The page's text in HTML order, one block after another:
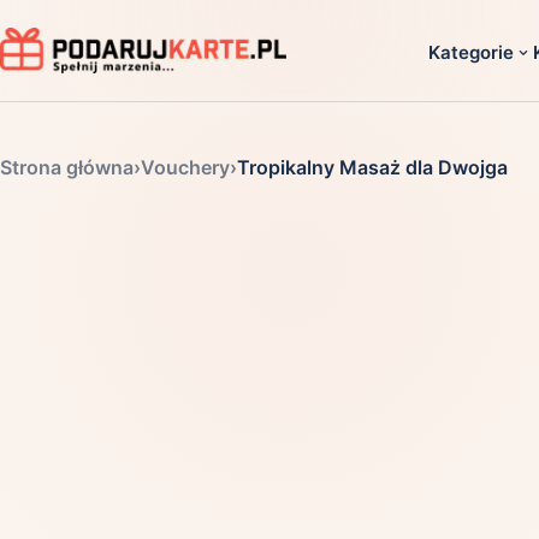
Kategorie
Strona główna›Vouchery›Tropikalny Masaż dla Dwojga